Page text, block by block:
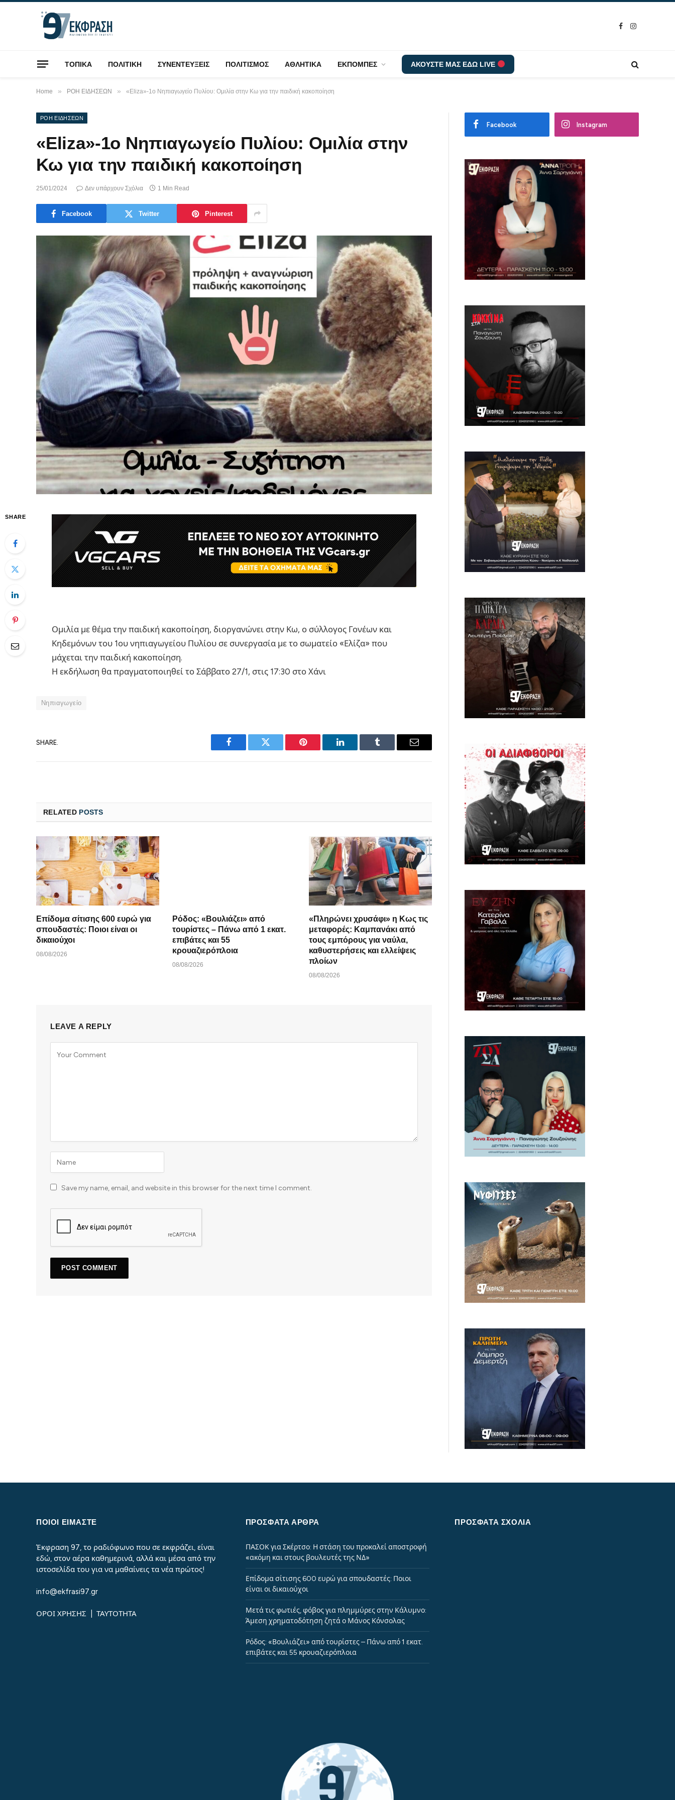
Facebook
Instagram
ΤΟΠΙΚΑ ΠΟΛΙΤΙΚΗ ΣΥΝΕΝΤΕΥΞΕΙΣ ΠΟΛΙΤΙΣΜΟΣ ΑΘΛΗΤΙΚΑ ΕΚΠΟΜΠΕΣ ΑΚΟΥΣΤΕ ΜΑΣ ΕΔΩ LIVE
Home » ΡΟΗ ΕΙΔΗΣΕΩΝ » «Eliza»-1ο Νηπιαγωγείο Πυλίου: Ομιλία στην Κω για την παιδική κακοποίηση
ΡΟΗ ΕΙΔΗΣΕΩΝ
«Eliza»-1ο Νηπιαγωγείο Πυλίου: Ομιλία στην
Κω για την παιδική κακοποίηση
25/01/2024 Δεν υπάρχουν Σχόλια 1 Min Read
Facebook Twitter Pinterest
SHARE
Ομιλία με θέμα την παιδική κακοποίηση, διοργανώνει στην Κω, ο σύλλογος Γονέων και
Κηδεμόνων του 1ου νηπιαγωγείου Πυλίου σε συνεργασία με το σωματείο «Ελίζα» που
μάχεται την παιδική κακοποίηση.
Η εκδήλωση θα πραγματοποιηθεί το Σάββατο 27/1, στις 17:30 στο Χάνι
Νηπιαγωγείο
SHARE.
Facebook Twitter Pinterest LinkedIn Tumblr Email
RELATED POSTS
Επίδομα σίτισης 600 ευρώ για
σπουδαστές: Ποιοι είναι οι
δικαιούχοι
08/08/2026
Ρόδος: «Βουλιάζει» από
τουρίστες – Πάνω από 1 εκατ.
επιβάτες και 55
κρουαζιερόπλοια
08/08/2026
«Πληρώνει χρυσάφι» η Κως τις
μεταφορές: Καμπανάκι από
τους εμπόρους για ναύλα,
καθυστερήσεις και ελλείψεις
πλοίων
08/08/2026
LEAVE A REPLY
Save my name, email, and website in this browser for the next time I comment.
Facebook Instagram
ΠΟΙΟΙ ΕΙΜΑΣΤΕ
Έκφραση 97, το ραδιόφωνο που σε εκφράζει, είναι
εδώ, στον αέρα καθημερινά, αλλά και μέσα από την
ιστοσελίδα του για να μαθαίνεις τα νέα πρώτος!
info@ekfrasi97.gr
ΟΡΟΙ ΧΡΗΣΗΣ ΤΑΥΤΟΤΗΤΑ
ΠΡΌΣΦΑΤΑ ΆΡΘΡΑ
ΠΑΣΟΚ για Σκέρτσο: Η στάση του προκαλεί αποστροφή
«ακόμη και στους βουλευτές της ΝΔ»
Επίδομα σίτισης 600 ευρώ για σπουδαστές: Ποιοι
είναι οι δικαιούχοι
Μετά τις φωτιές, φόβος για πλημμύρες στην Κάλυμνο:
Άμεση χρηματοδότηση ζητά ο Μάνος Κόνσολας
Ρόδος: «Βουλιάζει» από τουρίστες – Πάνω από 1 εκατ.
επιβάτες και 55 κρουαζιερόπλοια
ΠΡΌΣΦΑΤΑ ΣΧΌΛΙΑ